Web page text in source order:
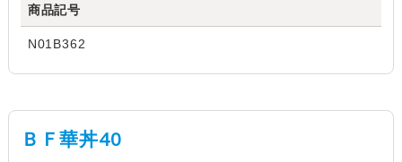
商品記号
N01B362
ＢＦ華丼40